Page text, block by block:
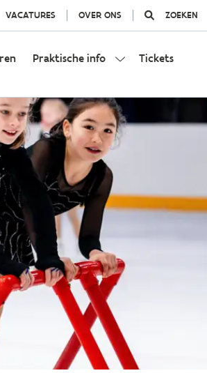
VACATURES OVER ONS ZOEKEN
Praktische info Tickets